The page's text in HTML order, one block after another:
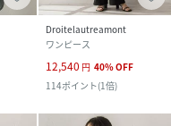
Droitelautreamont
ワンピース
12,540 円 40%OFF
114ポイント(1倍)